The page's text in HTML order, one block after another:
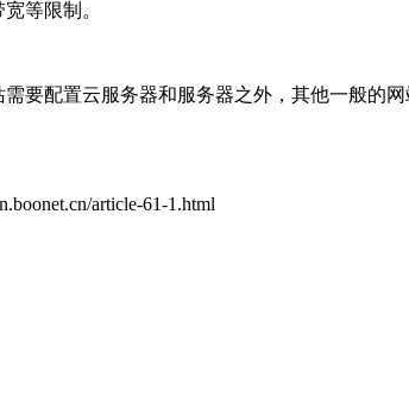
等限制。
要配置云服务器和服务器之外，其他一般的
article-61-1.html